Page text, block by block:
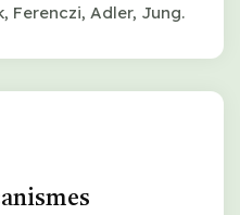
Ferenczi, Adler, Jung.